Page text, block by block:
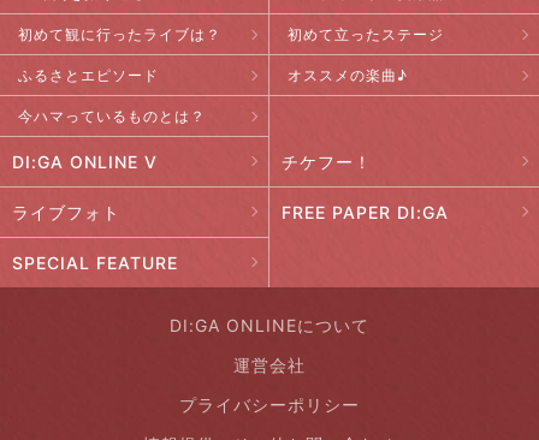
初めて観に行ったライブは？ 初めて立ったステージ
ふるさとエピソード オススメの楽曲♪
今ハマっているものとは？
DI:GA ONLINE V チケフー！
ライブフォト FREE PAPER DI:GA
SPECIAL FEATURE
DI:GA ONLINEについて
運営会社
プライバシーポリシー